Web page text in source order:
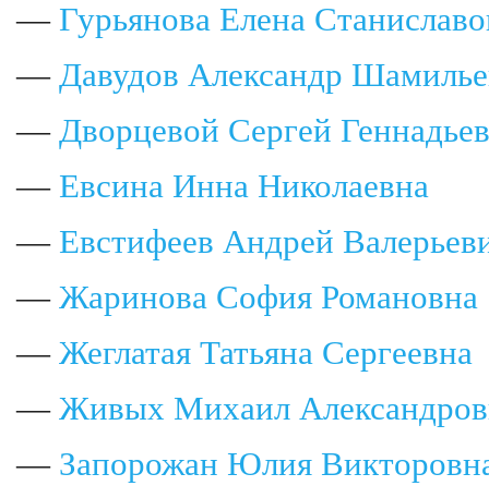
— Гурьянова Елена
— Давудов Александр
— Дворцевой Сергей
— Евсина Инна Николаевна
— Евстифеев Андрей
— Жаринова София Романовна
— Жеглатая Татьяна Сергеевна
— Живых Михаил
— Запорожан Юлия